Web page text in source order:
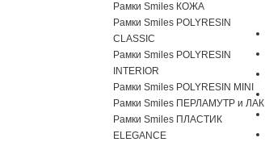
Рамки Smiles КОЖА
Рамки Smiles POLYRESIN
CLASSIC
Рамки Smiles POLYRESIN
INTERIOR
Рамки Smiles POLYRESIN MINI
Рамки Smiles ПЕРЛАМУТР и ЛАК
Рамки Smiles ПЛАСТИК
ELEGANCE